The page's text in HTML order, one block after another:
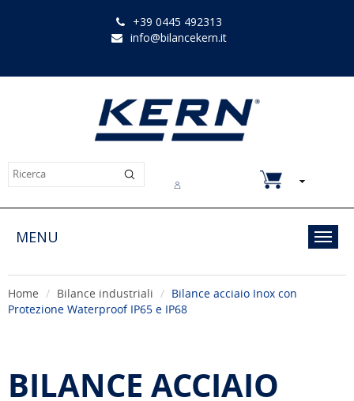
+39 0445 492313
info@bilancekern.it
MENU
Home Bilance industriali
Bilance acciaio Inox con
Protezione Waterproof IP65 e IP68
BILANCE ACCIAIO